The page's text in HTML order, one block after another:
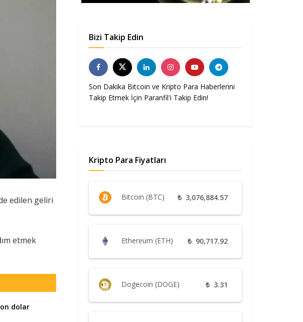
edilen geliri
etmek
dolar
Bizi Takip Edin
Son Dakika Bitcoin ve Kripto Para Haberlerini
Takip Etmek İçin Paranfil'i Takip Edin!
Kripto Para Fiyatları
Bitcoin (BTC) ₺ 3,076,884.57
Ethereum (ETH) ₺ 90,717.92
Dogecoin (DOGE) ₺ 3.31